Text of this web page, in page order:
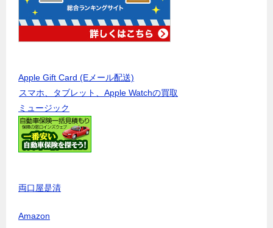
Apple Gift Card (Eメール配送)
スマホ、タブレット、Apple Watchの買取
ミュージック
両口屋是清
Amazon